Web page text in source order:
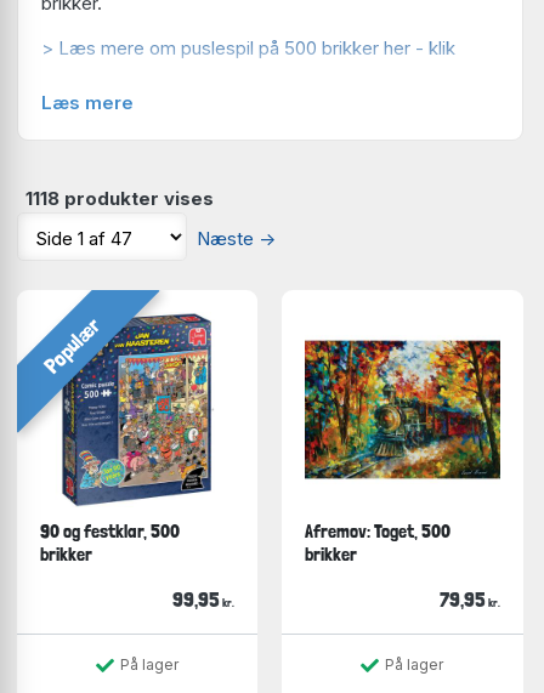
> Læs mere om puslespil på 500 brikker her - klik
Læs mere
1118 produkter vises
Næste →
Populær
90 og festklar, 500
brikker
99,95 kr.
På lager
Afremov: Toget, 500
brikker
79,95 kr.
På lager